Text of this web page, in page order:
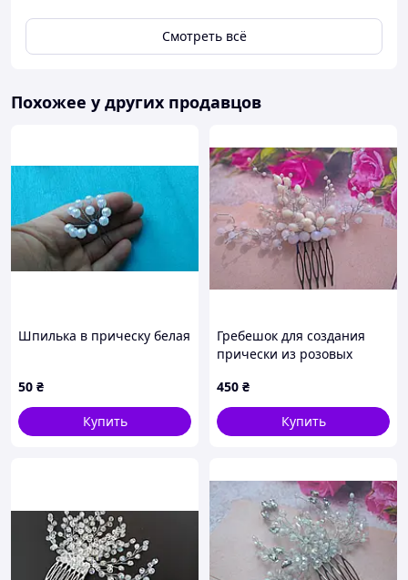
Смотреть всё
Похожее у других продавцов
Шпилька в прическу белая
50 ₴
Купить
Гребешок для создания
прически из розовых
450 ₴
Купить